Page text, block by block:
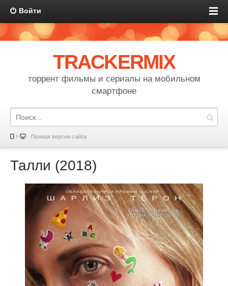
Войти
TRACKERMIX
торрент фильмы и сериалы на мобильном
смартфоне
Полная версия сайта
Талли (2018)